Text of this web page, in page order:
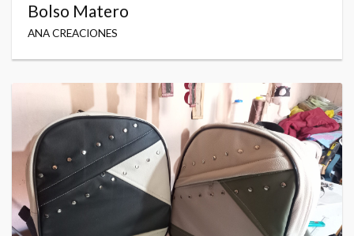
Bolso Matero
ANA CREACIONES